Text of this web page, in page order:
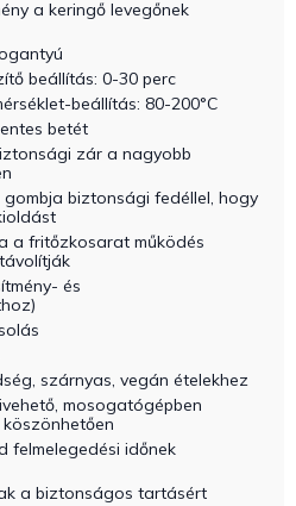
a keringő levegőnek
beállítás: 0-30 perc
beállítás: 80-200°C
betét
zár a nagyobb
biztonsági fedéllel, hogy
a fritőzkosarat működés
és
szárnyas, vegán ételekhez
mosogatógépben
felmelegedési időnek
a biztonságos tartásért